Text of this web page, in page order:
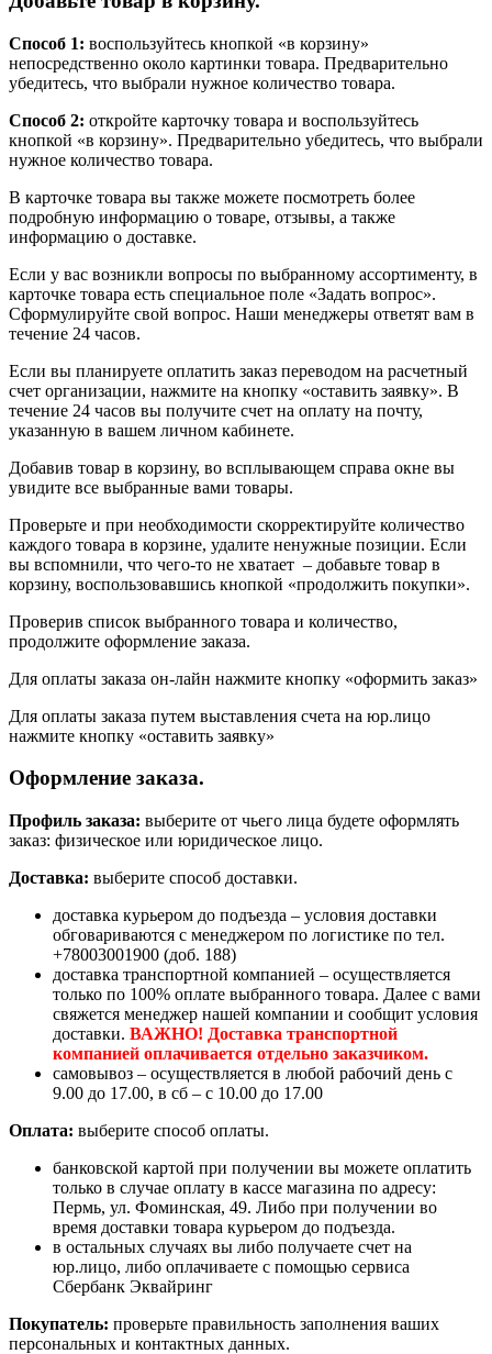
Способ 1: воспользуйтесь кнопкой «в корзину»
непосредственно около картинки товара. Предварительно
убедитесь, что выбрали нужное количество товара.
Способ 2: откройте карточку товара и воспользуйтесь
кнопкой «в корзину». Предварительно убедитесь, что выбрали
нужное количество товара.
В карточке товара вы также можете посмотреть более
подробную информацию о товаре, отзывы, а также
информацию о доставке.
Если у вас возникли вопросы по выбранному ассортименту, в
карточке товара есть специальное поле «Задать вопрос».
Сформулируйте свой вопрос. Наши менеджеры ответят вам в
течение 24 часов.
Если вы планируете оплатить заказ переводом на расчетный
счет организации, нажмите на кнопку «оставить заявку». В
течение 24 часов вы получите счет на оплату на почту,
указанную в вашем личном кабинете.
Добавив товар в корзину, во всплывающем справа окне вы
увидите все выбранные вами товары.
Проверьте и при необходимости скорректируйте количество
каждого товара в корзине, удалите ненужные позиции. Если
вы вспомнили, что чего-то не хватает – добавьте товар в
корзину, воспользовавшись кнопкой «продолжить покупки».
Проверив список выбранного товара и количество,
продолжите оформление заказа.
Для оплаты заказа он-лайн нажмите кнопку «оформить заказ»
Для оплаты заказа путем выставления счета на юр.лицо
нажмите кнопку «оставить заявку»
Оформление заказа.
Профиль заказа: выберите от чьего лица будете оформлять
заказ: физическое или юридическое лицо.
Доставка: выберите способ доставки.
доставка курьером до подъезда – условия доставки
обговариваются с менеджером по логистике по тел.
+78003001900 (доб. 188)
доставка транспортной компанией – осуществляется
только по 100% оплате выбранного товара. Далее с вами
свяжется менеджер нашей компании и сообщит условия
доставки. ВАЖНО! Доставка транспортной
компанией оплачивается отдельно заказчиком.
самовывоз – осуществляется в любой рабочий день с
9.00 до 17.00, в сб – с 10.00 до 17.00
Оплата: выберите способ оплаты.
банковской картой при получении вы можете оплатить
только в случае оплату в кассе магазина по адресу:
Пермь, ул. Фоминская, 49. Либо при получении во
время доставки товара курьером до подъезда.
в остальных случаях вы либо получаете счет на
юр.лицо, либо оплачиваете с помощью сервиса
Сбербанк Эквайринг
Покупатель: проверьте правильность заполнения ваших
персональных и контактных данных.